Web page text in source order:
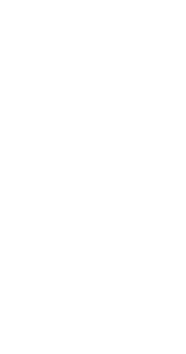
聽講者說話，將
選一字一句，挑
，經常都存在著
見的兩難。如何
、口譯技巧與臨
，而是一本同步
們將能學到藉由